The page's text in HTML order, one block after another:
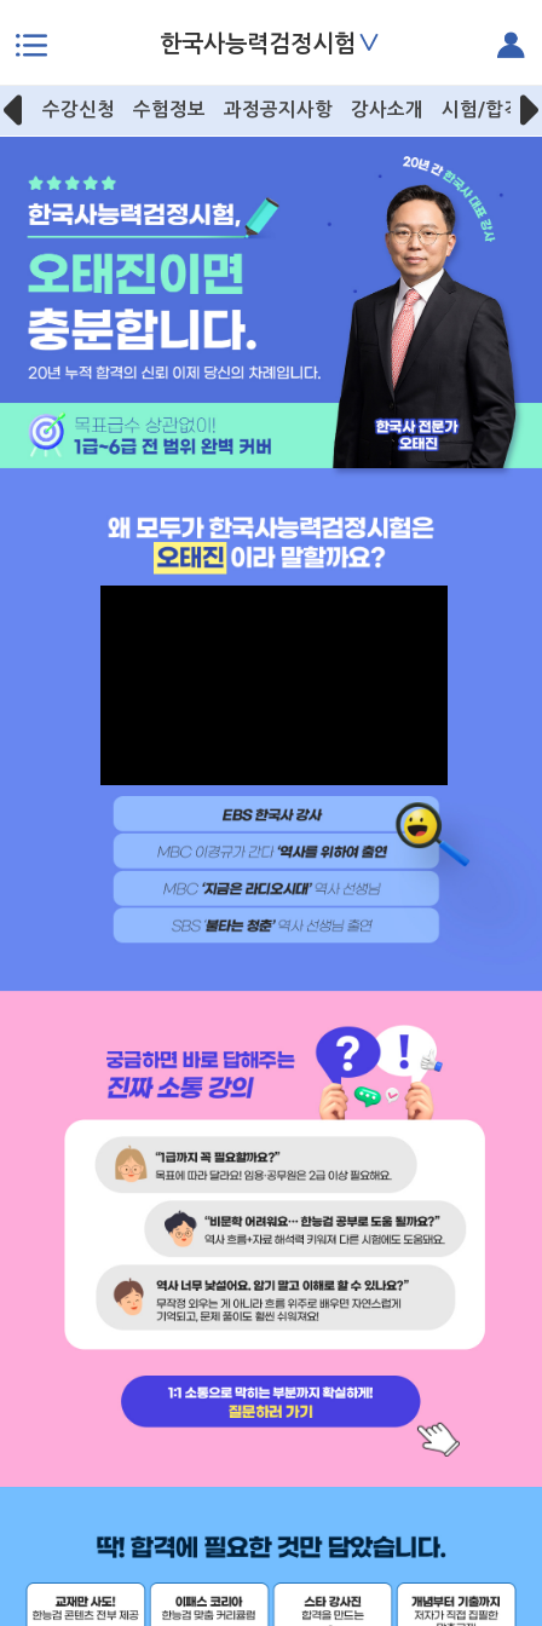
본문으로 바로가기
한국사능력검정시험 ∨
수강신청 수험정보 과정공지사항 강사소개 시험/합격